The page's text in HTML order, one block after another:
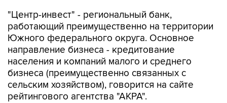
"Центр-инвест" - региональный банк,
работающий преимущественно на территории
Южного федерального округа. Основное
направление бизнеса - кредитование
населения и компаний малого и среднего
бизнеса (преимущественно связанных с
сельским хозяйством), говорится на сайте
рейтингового агентства "АКРА".